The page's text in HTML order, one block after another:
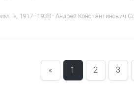
1917–1938 - Андрей Константинович
« 1 2 3